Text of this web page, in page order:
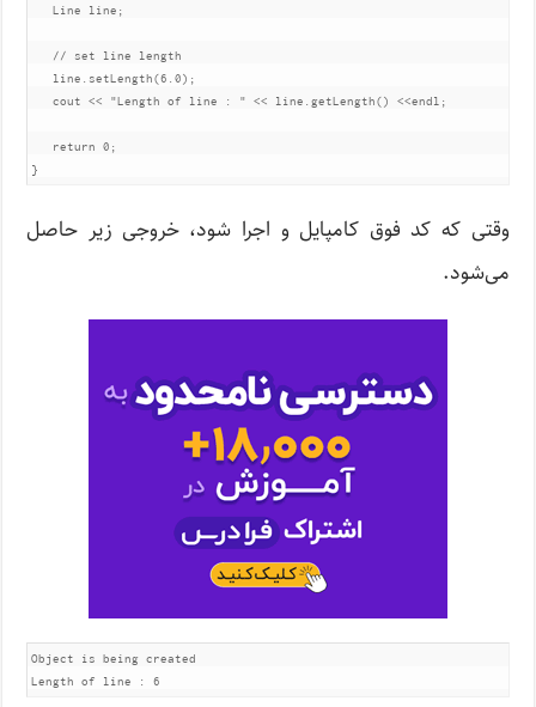
Line
line ;
// set line length
   line
setLength(6.0);
   cout
<< "Length of line : " << line .getLength() <<endl ;
return 0 ;
}
وقتی که کد فوق کامپایل و اجرا شود، خروجی زیر حاصل
می‌شود.
Object is being created
Length of line : 6